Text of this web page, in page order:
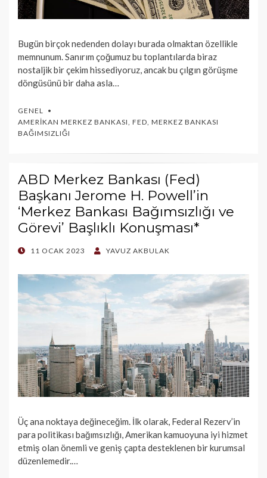
Bugün birçok nedenden dolayı burada olmaktan özellikle
memnunum. Sanırım çoğumuz bu toplantılarda biraz
nostaljik bir çekim hissediyoruz, ancak bu çılgın görüşme
döngüsünü bir daha asla…
GENEL
AMERIKAN MERKEZ BANKASI, FED, MERKEZ BANKASI
BAĞIMSIZLIĞI
ABD Merkez Bankası (Fed)
Başkanı Jerome H. Powell’in
‘Merkez Bankası Bağımsızlığı ve
Görevi’ Başlıklı Konuşması*
POSTED
11 OCAK 2023 YAVUZ AKBULAK
Üç ana noktaya değineceğim. İlk olarak, Federal Rezerv’in
para politikası bağımsızlığı, Amerikan kamuoyuna iyi hizmet
etmiş olan önemli ve geniş çapta desteklenen bir kurumsal
düzenlemedir.…